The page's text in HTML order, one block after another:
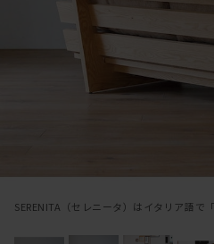
SERENITA（セレニータ）はイタリア語で